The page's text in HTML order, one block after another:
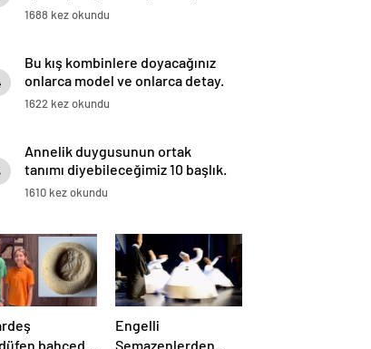
medyadan duyurdu!
1688 kez okundu
Bu kış kombinlere doyacağınız
onlarca model ve onlarca detay.
1622 kez okundu
Annelik duygusunun ortak
tanımı diyebileceğimiz 10 başlık.
1610 kez okundu
bahçede
Engelli
Semazenlerden